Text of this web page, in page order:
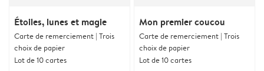
Étoiles, lunes et magie
Carte de remerciement | Trois
choix de papier
Lot de 10 cartes
Mon premier coucou
Carte de remerciement | Trois
choix de papier
Lot de 10 cartes